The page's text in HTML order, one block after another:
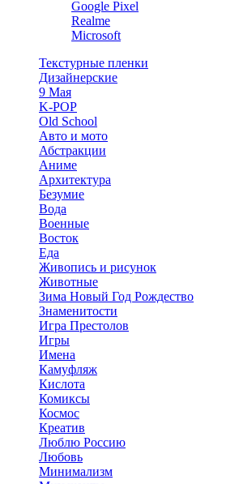
Google Pixel
Realme
Microsoft
Текстурные пленки
Дизайнерские
9 Мая
K-POP
Old School
Авто и мото
Абстракции
Аниме
Архитектура
Безумие
Вода
Военные
Восток
Еда
Живопись и рисунок
Животные
Зима Новый Год Рождество
Знаменитости
Игра Престолов
Игры
Имена
Камуфляж
Кислота
Комиксы
Космос
Креатив
Люблю Россию
Любовь
Минимализм